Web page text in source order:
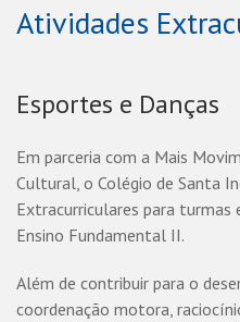
Atividades
Esportes e Danças
Em parceria com a Mais
Cultural, o Colégio de Santa
Extracurriculares para
Ensino Fundamental II.
Além de contribuir para o
coordenação motora,